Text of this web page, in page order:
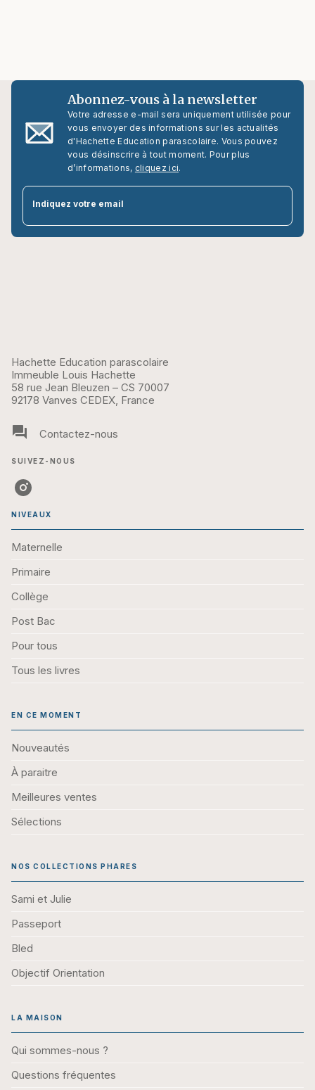
Abonnez-vous à la newsletter
Votre adresse e-mail sera uniquement utilisée pour
vous envoyer des informations sur les actualités
d'Hachette Education parascolaire. Vous pouvez
vous désinscrire à tout moment. Pour plus
d’informations, cliquez ici.
Indiquez votre email
Hachette Education parascolaire
Immeuble Louis Hachette
58 rue Jean Bleuzen – CS 70007
92178 Vanves CEDEX, France
question_answer Contactez-nous
SUIVEZ-NOUS
NIVEAUX
Maternelle
Primaire
Collège
Post Bac
Pour tous
Tous les livres
EN CE MOMENT
Nouveautés
À paraitre
Meilleures ventes
Sélections
NOS COLLECTIONS PHARES
Sami et Julie
Passeport
Bled
Objectif Orientation
LA MAISON
Qui sommes-nous ?
Questions fréquentes